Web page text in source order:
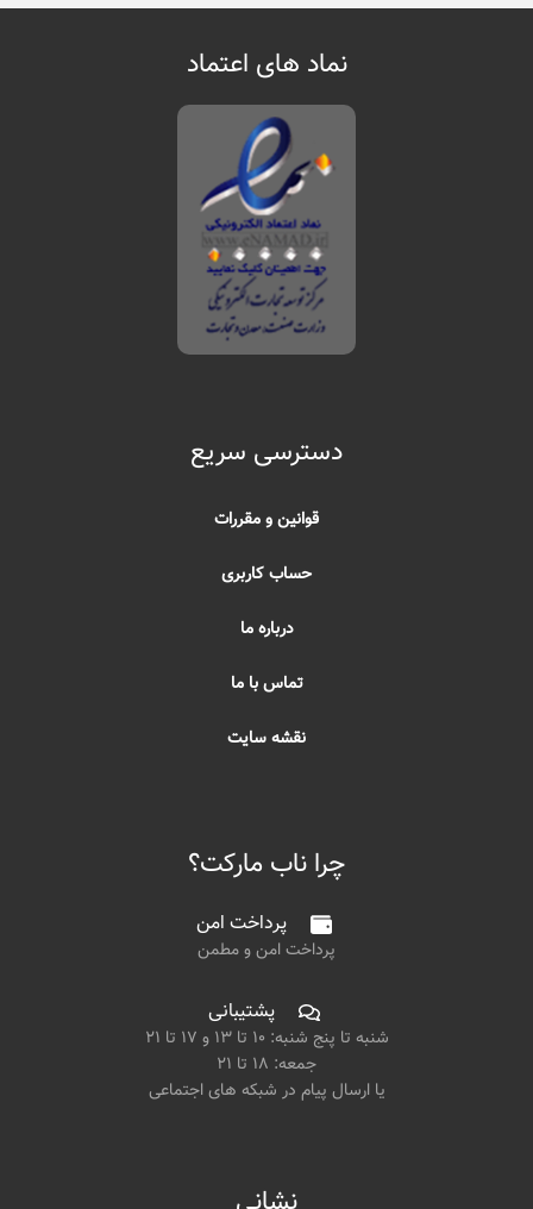
نماد های اعتماد
دسترسی سریع
قوانین و مقررات
حساب کاربری
درباره ما
تماس با ما
نقشه سایت
چرا ناب مارکت؟
پرداخت امن
پرداخت امن و مطمن
پشتیبانی
شنبه تا پنج شنبه: ۱۰ تا ۱۳ و ۱۷ تا ۲۱
جمعه: ۱۸ تا ۲۱
یا ارسال پیام در شبکه های اجتماعی